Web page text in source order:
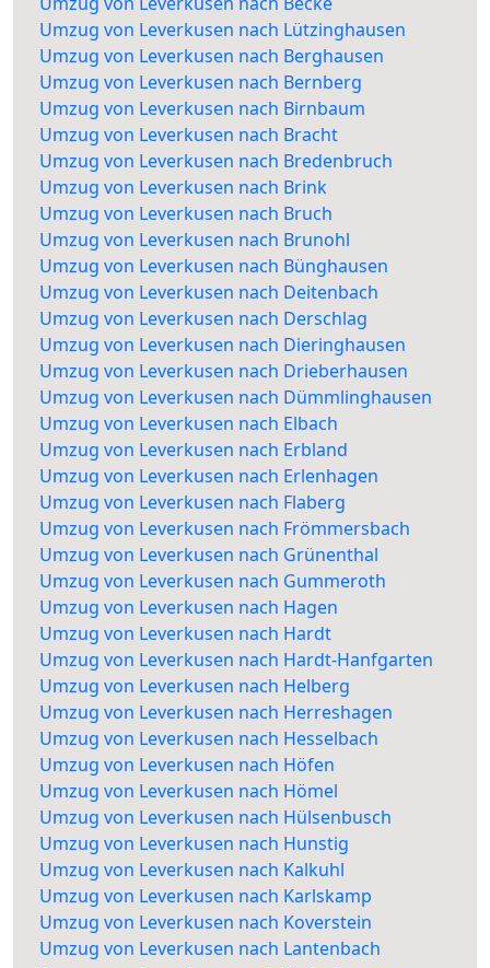
Umzug von Leverkusen nach Lützinghausen
Umzug von Leverkusen nach Berghausen
Umzug von Leverkusen nach Bernberg
Umzug von Leverkusen nach Birnbaum
Umzug von Leverkusen nach Bracht
Umzug von Leverkusen nach Bredenbruch
Umzug von Leverkusen nach Brink
Umzug von Leverkusen nach Bruch
Umzug von Leverkusen nach Brunohl
Umzug von Leverkusen nach Bünghausen
Umzug von Leverkusen nach Deitenbach
Umzug von Leverkusen nach Derschlag
Umzug von Leverkusen nach Dieringhausen
Umzug von Leverkusen nach Drieberhausen
Umzug von Leverkusen nach Dümmlinghausen
Umzug von Leverkusen nach Elbach
Umzug von Leverkusen nach Erbland
Umzug von Leverkusen nach Erlenhagen
Umzug von Leverkusen nach Flaberg
Umzug von Leverkusen nach Frömmersbach
Umzug von Leverkusen nach Grünenthal
Umzug von Leverkusen nach Gummeroth
Umzug von Leverkusen nach Hagen
Umzug von Leverkusen nach Hardt
Umzug von Leverkusen nach Hardt-Hanfgarten
Umzug von Leverkusen nach Helberg
Umzug von Leverkusen nach Herreshagen
Umzug von Leverkusen nach Hesselbach
Umzug von Leverkusen nach Höfen
Umzug von Leverkusen nach Hömel
Umzug von Leverkusen nach Hülsenbusch
Umzug von Leverkusen nach Hunstig
Umzug von Leverkusen nach Kalkuhl
Umzug von Leverkusen nach Karlskamp
Umzug von Leverkusen nach Koverstein
Umzug von Leverkusen nach Lantenbach